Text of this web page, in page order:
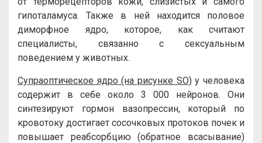
гипоталамуса. Также в ней находится половое
диморфное ядро, которое, как считают
специалисты, связанно с сексуальным
поведением у животных.
Супраоптическое ядро (на рисунке SO)у человека
содержит в себе около 3 000 нейронов. Они
синтезируют гормон вазопрессин, который по
кровотоку достигает сосочковых протоков почек и
повышает реабсорбцию (обратное всасывание)